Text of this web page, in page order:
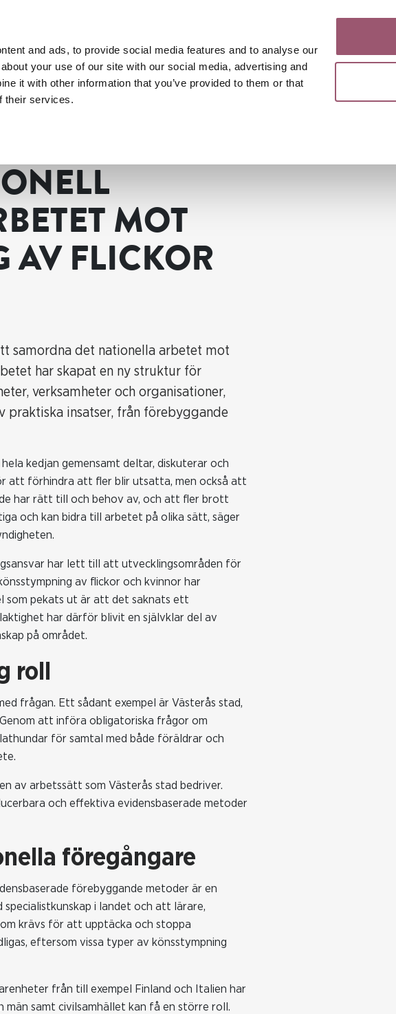
and ads, to provide social media features and to analyse our
your use of our site with our social media, advertising and
it with other information that you’ve provided to them or that
their services.
av flickor och kvinnor
MOT
AV FLICKOR
samordna det nationella arbetet mot
har skapat en ny struktur för
verksamheter och organisationer,
insatser, från förebyggande
kedjan gemensamt deltar, diskuterar och
att förhindra att fler blir utsatta, men också att
har rätt till och behov av, och att fler brott
och kan bidra till arbetet på olika sätt, säger
har lett till att utvecklingsområden för
av flickor och kvinnor har
som pekats ut är att det saknats ett
har därför blivit en självklar del av
på området.
roll
frågan. Ett sådant exempel är Västerås stad,
att införa obligatoriska frågor om
för samtal med både föräldrar och
av arbetssätt som Västerås stad bedriver.
och effektiva evidensbaserade metoder
föregångare
förebyggande metoder är en
i landet och att lärare,
krävs för att upptäcka och stoppa
eftersom vissa typer av könsstympning
från till exempel Finland och Italien har
män samt civilsamhället kan få en större roll.